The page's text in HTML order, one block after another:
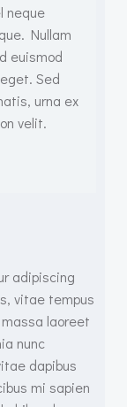
neque
Nullam
euismod
Sed
urna ex
velit.
adipiscing
vitae tempus
laoreet
nunc
dapibus
mi sapien